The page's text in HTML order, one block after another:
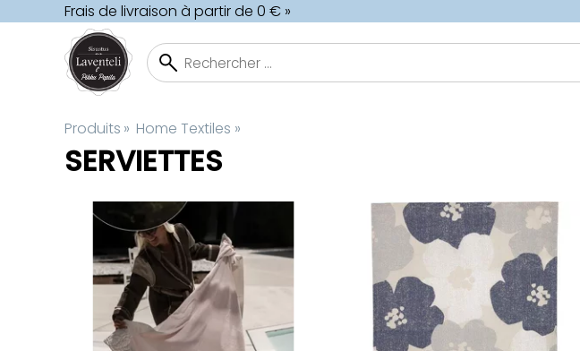
Frais de livraison à partir de 0 € »
Produits ‪» Home Textiles ‪»
SERVIETTES